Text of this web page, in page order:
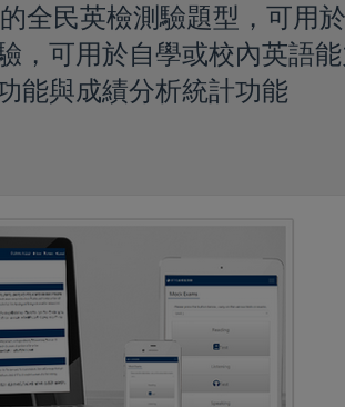
全民英檢測驗題型，可用
，可用於自學或校內英語能
能與成績分析統計功能